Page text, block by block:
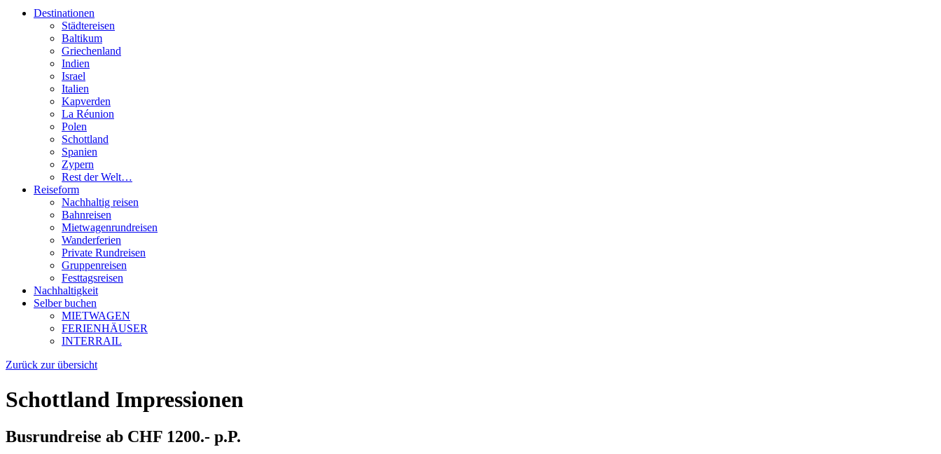
Destinationen
Städtereisen
Baltikum
Griechenland
Indien
Israel
Italien
Kapverden
La Réunion
Polen
Schottland
Spanien
Zypern
Rest der Welt…
Reiseform
Nachhaltig reisen
Bahnreisen
Mietwagenrundreisen
Wanderferien
Private Rundreisen
Gruppenreisen
Festtagsreisen
Nachhaltigkeit
Selber buchen
MIETWAGEN
FERIENHÄUSER
INTERRAIL
Zurück zur übersicht
Schottland Impressionen
Busrundreise ab CHF 1200.- p.P.